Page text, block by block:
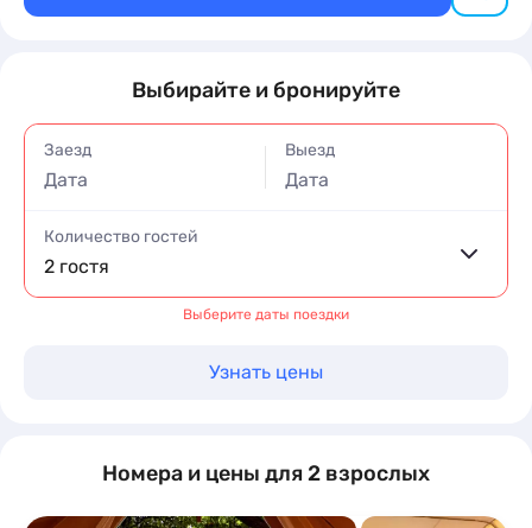
Выбирайте и бронируйте
Заезд
Дата
Выезд
Дата
Количество гостей
2 гостя
Выберите даты поездки
Узнать цены
Номера и цены для 2 взрослых